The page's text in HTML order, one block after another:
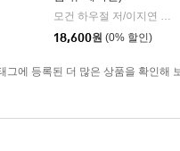
18,600원 (0% 할인)
그에 등록된 더 많은 상품을 확인해